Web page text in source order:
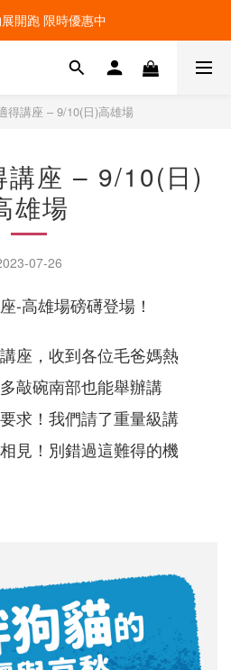
開跑 限時優惠中
開跑 限時優惠中
100元購物金 ! 立即登入
得講座 – 9/10(日)高雄場
講座 – 9/10(日)
雄場
07-26
-高雄場磅礡登場！
座，收到各位毛爸媽熱
敲碗南部也能舉辦講
求！我們請了重量級講
見！別錯過這難得的機